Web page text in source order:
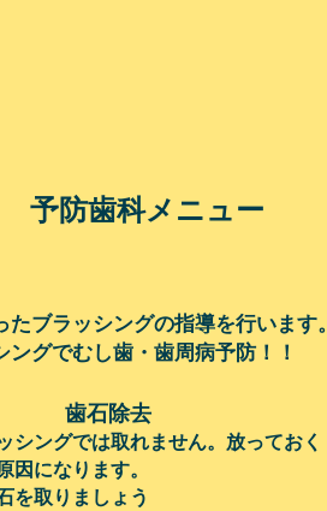
歯科メニュー
ブラッシングの指導を行います。
ングでむし歯・歯周病予防！！
歯石除去
シングでは取れません。放っておく
因になります。
を取りましょう